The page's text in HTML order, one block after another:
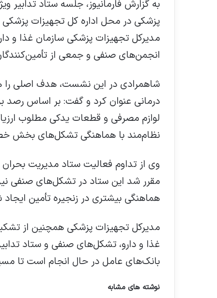
به گزارش فارمانیوز، جلسه ستاد تدابیر
پزشکی در محل اداره کل تجهیزات
مدیرکل تجهیزات پزشکی سازمان غذا و
انجمن‌های صنفی و جمعی از
شاهمرادی در این نشست، هدف اصلی را
درمانی عنوان کرد و گفت: بر اساس رصد
لوازم مصرفی و قطعات یدکی مطلوب
نظام‌مند با هماهنگی تشکل‌های بخش
وی از تداوم فعالیت ستاد مدیریت بحران
مقرر شد این ستاد در تشکل‌های صنفی
هماهنگی بیشتری در زنجیره تأمین
مدیرکل تجهیزات پزشکی همچنین از
غذا و دارو، تشکل‌های صنفی و ستاد
بانک‌های عامل در حال انجام است تا
نوشته های مشابه